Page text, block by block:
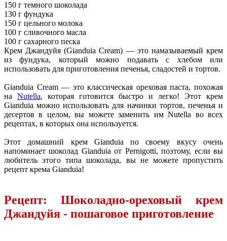
150 г темного шоколада
130 г фундука
150 г цельного молока
100 г сливочного масла
100 г сахарного песка
Крем Джандуйя (Gianduia Cream) — это намазываемый крем
из фундука, который можно подавать с хлебом или
использовать для приготовления печенья, сладостей и тортов.
Gianduia Cream — это классическая ореховая паста, похожая
на Nutella, которая готовится быстро и легко! Этот крем
Gianduia можно использовать для начинки тортов, печенья и
десертов в целом, вы можете заменить им Nutella во всех
рецептах, в которых она используется.
Этот домашний крем Gianduia по своему вкусу очень
напоминает шоколад Gianduia от Pernigotti, поэтому, если вы
любитель этого типа шоколада, вы не можете пропустить
рецепт крема Gianduia!
Рецепт: Шоколадно-ореховый крем
Джандуйя - пошаговое приготовление